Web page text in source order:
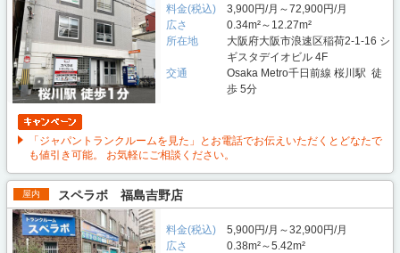
料金(税込)
3,900円/月～72,900円/月
広さ
0.34m²～12.27m²
所在地
大阪府大阪市浪速区稲荷2-1-16 シ
ギスタデイオビル 4F
交通
Osaka Metro千日前線 桜川駅 徒
歩 5分
「ジャパントランクルームを見た」とお電話でお伝えいただくとどなたで
も値引き可能。 お気軽にご相談ください。
屋内 スペラボ 福島吉野店
料金(税込)
5,900円/月～32,900円/月
広さ
0.38m²～5.42m²